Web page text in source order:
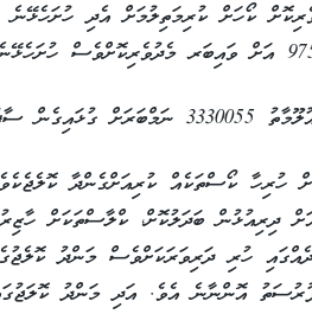
ކޯހަށް ކުރިމަތިލުމަށް އެދި
އެވެ.
ހުރިހާ ކޯސްތަކެއް ކުރިއަށްގެންދާ
ދިރިއުޅުން ބަދަލުކޮށް، ކްލާސްތަކަށް
ހުރި ދަރިވަރަކަށްވެސް މަންދު
އޮންނާނެ އެވެ. އަދި މަންދު